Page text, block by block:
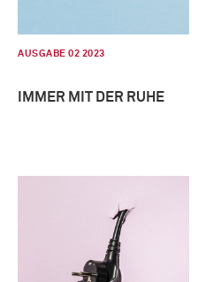
AUSGABE 02 2023
IMMER MIT DER RUHE